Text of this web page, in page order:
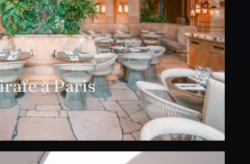
à Paris